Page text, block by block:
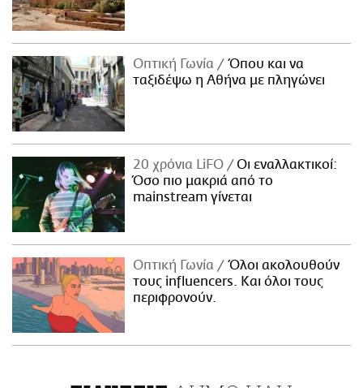
Οπτική Γωνία
Όπου και να
ταξιδέψω η Αθήνα με πληγώνει
20 χρόνια LiFO
Οι εναλλακτικοί:
Όσο πιο μακριά από το
mainstream γίνεται
Οπτική Γωνία
Όλοι ακολουθούν
τους influencers. Και όλοι τους
περιφρονούν.